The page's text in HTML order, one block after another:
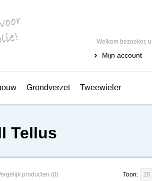
Welkom bezoeker,
Mijn account
Grondverzet Tweewieler
Tellus
producten (0) Toon: 20